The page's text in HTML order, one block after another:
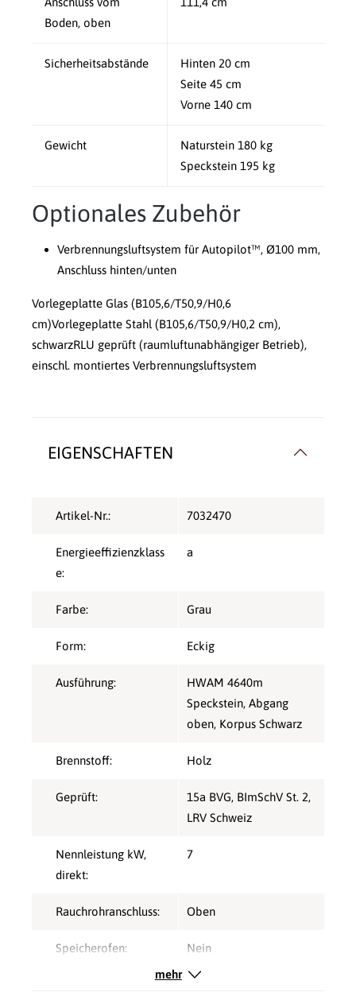
Boden, oben
Sicherheitsabstände
Hinten 20 cm
Seite 45 cm
Vorne 140 cm
Gewicht
Naturstein 180 kg
Speckstein 195 kg
Optionales Zubehör
Verbrennungsluftsystem für Autopilot™, Ø100 mm,
Anschluss hinten/unten
Vorlegeplatte Glas (B105,6/T50,9/H0,6
cm)Vorlegeplatte Stahl (B105,6/T50,9/H0,2 cm),
schwarzRLU geprüft (raumluftunabhängiger Betrieb),
einschl. montiertes Verbrennungsluftsystem
EIGENSCHAFTEN
Artikel-Nr.: 7032470
Energieeffizienzklass
e:
a
Farbe: Grau
Form: Eckig
Ausführung:
HWAM 4640m
Speckstein, Abgang
oben, Korpus Schwarz
Brennstoff: Holz
Geprüft: 15a BVG, BImSchV St. 2,
LRV Schweiz
Nennleistung kW,
direkt:
7
Rauchrohranschluss: Oben
Speicherofen: Nein
mehr